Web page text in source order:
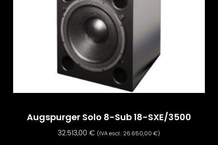
Augspurger Solo 8-Sub 18-SXE/3500
32.513,00 € (IVA escl.: 26.650,00 €)